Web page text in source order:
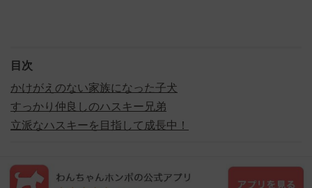
目次
かけがえのない家族になった子犬
すっかり仲良しのハスキー兄弟
立派なハスキーを目指して成長中！